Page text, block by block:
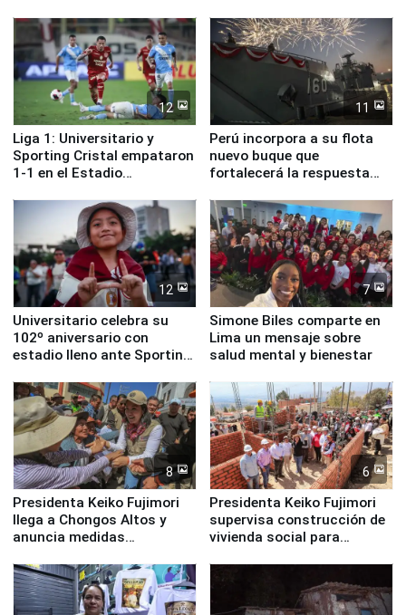
12
Liga 1: Universitario y
Sporting Cristal empataron
1-1 en el Estadio
11
Perú incorpora a su flota
nuevo buque que
fortalecerá la respuesta
12
Universitario celebra su
102º aniversario con
estadio lleno ante Sporting
7
Simone Biles comparte en
Lima un mensaje sobre
salud mental y bienestar
8
Presidenta Keiko Fujimori
llega a Chongos Altos y
anuncia medidas
educación, salud y empleo
6
Presidenta Keiko Fujimori
supervisa construcción de
vivienda social para